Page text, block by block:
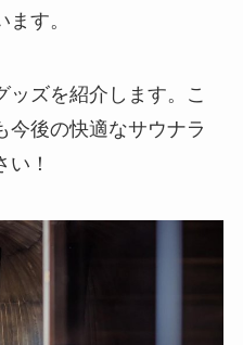
す。
ッズを紹介します。こ
今後の快適なサウナラ
！